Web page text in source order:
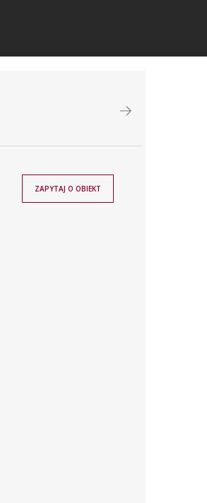
ZAPYTAJ O OBIEKT